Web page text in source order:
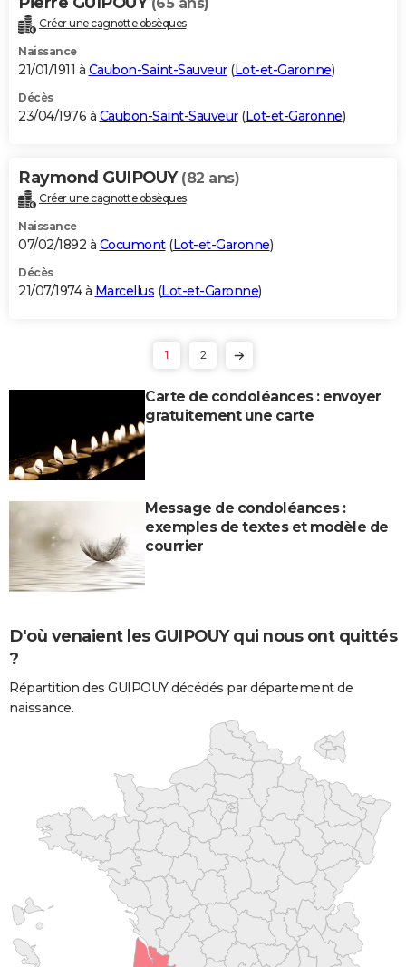
Créer une cagnotte obsèques
Naissance
21/01/1911 à Caubon-Saint-Sauveur(Lot-et-Garonne)
Décès
23/04/1976 à Caubon-Saint-Sauveur(Lot-et-Garonne)
Raymond GUIPOUY (82 ans)
Créer une cagnotte obsèques
Naissance
07/02/1892 à Cocumont(Lot-et-Garonne)
Décès
21/07/1974 à Marcellus (Lot-et-Garonne)
1 2
Carte de condoléances : envoyer
gratuitement une carte
Message de condoléances :
exemples de textes et modèle de
courrier
D'où venaient les GUIPOUY qui nous ont quittés
?
Répartition des GUIPOUY décédés par département de
naissance.